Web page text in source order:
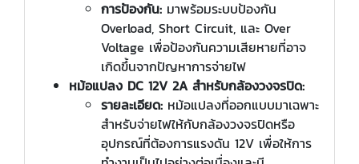
การป้องกัน: มาพร้อมระบบป้องกัน
Overload, Short Circuit, และ Over
Voltage เพื่อป้องกันความเสียหายที่อาจ
เกิดขึ้นจากปัญหาการจ่ายไฟ
หม้อแปลง DC 12V 2A สำหรับกล้องวงจรปิด:
รายละเอียด: หม้อแปลงที่ออกแบบมาเฉพาะ
สำหรับจ่ายไฟให้กับกล้องวงจรปิดหรือ
อุปกรณ์ที่ต้องการแรงดัน 12V เพื่อให้การ